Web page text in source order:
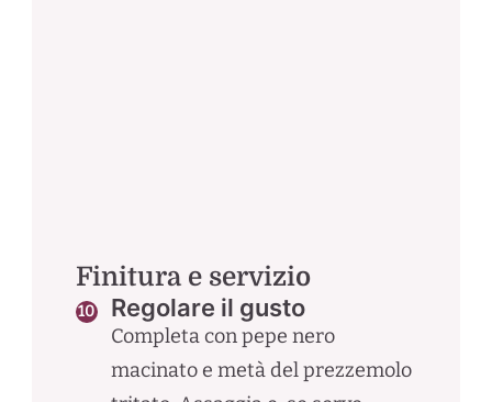
Finitura e servizio
Regolare il gusto
Completa con pepe nero
macinato e metà del prezzemolo